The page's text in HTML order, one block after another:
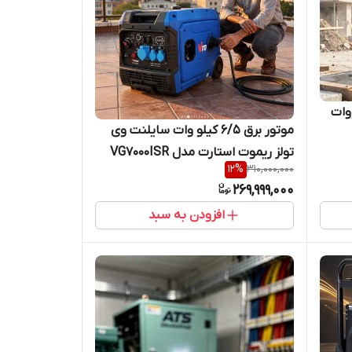
۶.۵ کیلووات
موتور برق ۶/۵ کیلو وات سایلنت وی
تولز ریموت استارت مدل VG7000ISR
310,000,000
12%
269,999,000
افزودن به سبد